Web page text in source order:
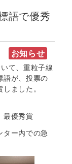
語で優秀
お知らせ
て、重粒子線
語が、投票の
ました。
最優秀賞
ター内での急